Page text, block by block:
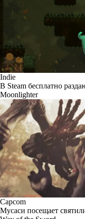
Indie
В Steam бесплатно
Moonlighter
Capcom
Мусаси посещает